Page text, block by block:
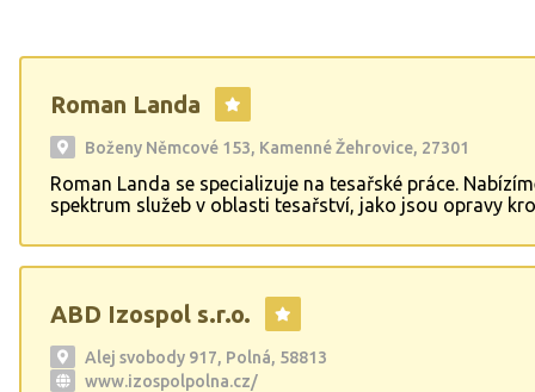
Roman Landa
Boženy Němcové 153, Kamenné Žehrovice, 27301
Roman Landa se specializuje na tesařské práce.
spektrum služeb v oblasti tesařství, jako jsou opravy
zahradních altánů. Jsme odborníci na dřevěné
stavby, ať už se jedná o stání pro vozidla, zahradní
záměrech a nabízíme kvalitní práci prováděnou
ABD Izospol s.r.o.
Alej svobody 917, Polná, 58813
www.izospolpolna.cz/